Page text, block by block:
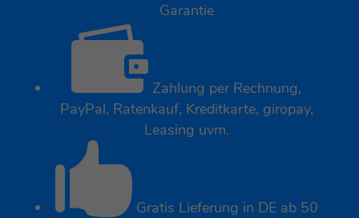
Garantie
 Zahlung per Rechnung,
PayPal, Ratenkauf, Kreditkarte, giropay,
Leasing uvm.
 Gratis Lieferung in DE ab 50